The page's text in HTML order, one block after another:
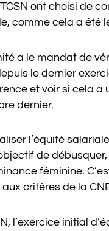
ont choisi de
comme cela a été
a le mandat de
le dernier
et voir si cela a
dernier.
l’équité
de
féminine.
critères de la
l’exercice initial